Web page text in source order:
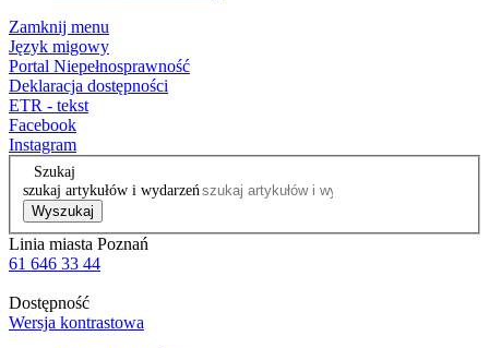
Zamknij menu
Język migowy
Portal Niepełnosprawność
Deklaracja dostępności
ETR - tekst
Facebook
Instagram
Szukaj
szukaj artykułów i wydarzeń
Wyszukaj
Linia miasta Poznań
61 646 33 44
Dostępność
Wersja kontrastowa